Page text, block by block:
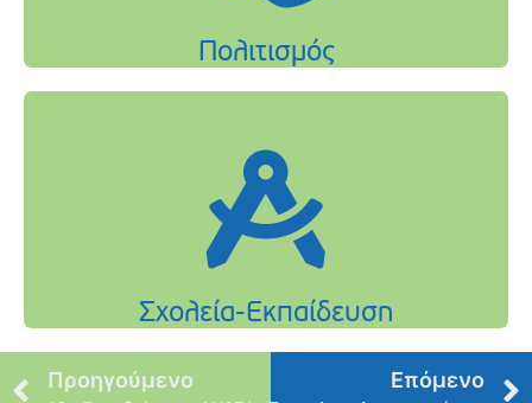
Προηγούμενο Επόμενο